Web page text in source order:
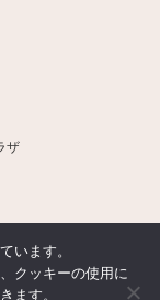
ザ
光公社
います。
クッキーの使用に
ます。